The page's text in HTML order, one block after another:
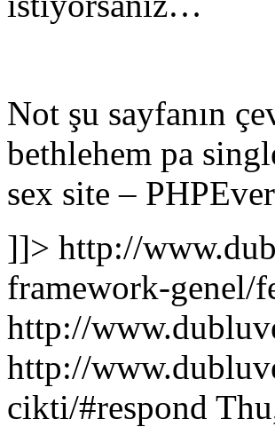
Not şu sayfanın
bethlehem pa
sex site –
]]> http://
framework-genel/
http://
http://
cikti/#respond